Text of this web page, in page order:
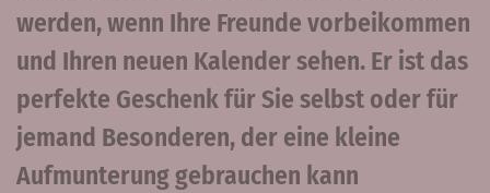
werden, wenn Ihre Freunde vorbeikommen
und Ihren neuen Kalender sehen. Er ist das
perfekte Geschenk für Sie selbst oder für
jemand Besonderen, der eine kleine
Aufmunterung gebrauchen kann